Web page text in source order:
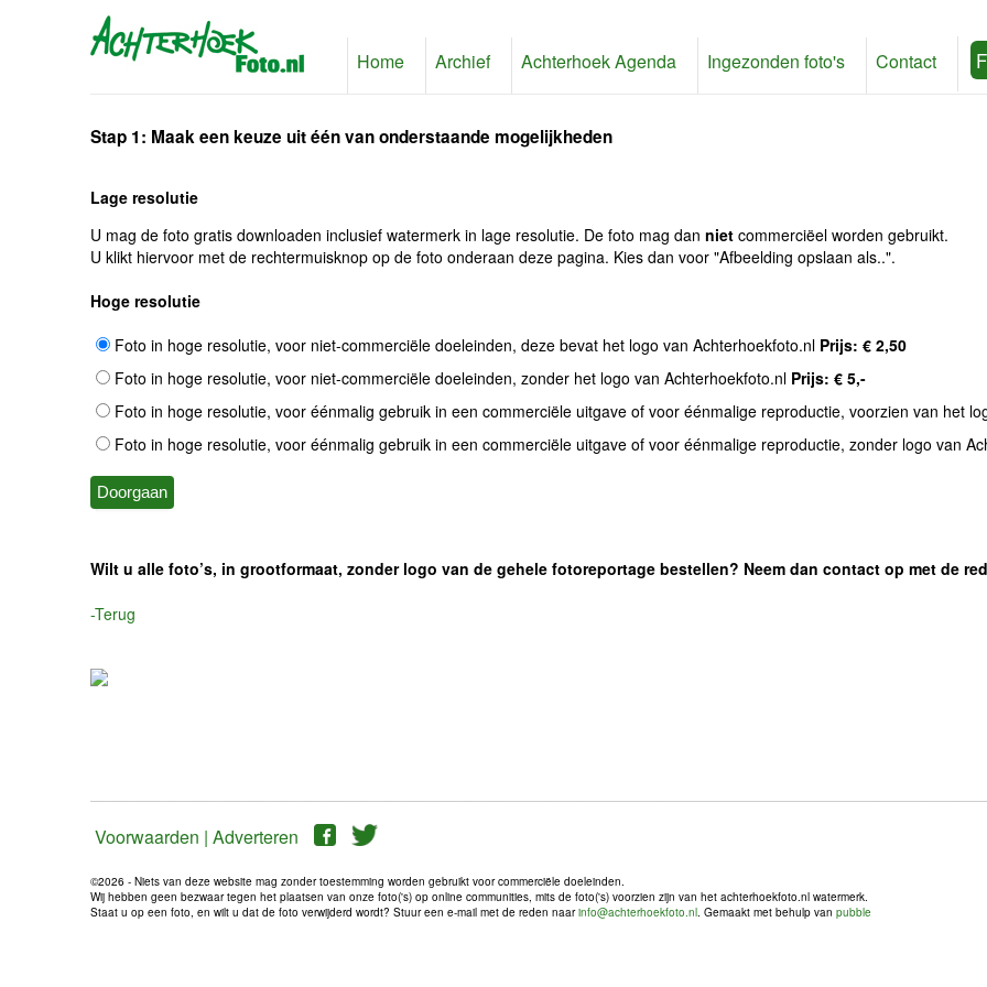
Home Archief Achterhoek Agenda Ingezonden foto's Contact
Stap 1: Maak een keuze uit één van onderstaande mogelijkheden
Lage resolutie
U mag de foto gratis downloaden inclusief watermerk in lage resolutie. De foto mag dan niet commerciëel worden gebruikt.
U klikt hiervoor met de rechtermuisknop op de foto onderaan deze pagina. Kies dan voor "Afbeelding opslaan als..".
Hoge resolutie
Foto in hoge resolutie, voor niet-commerciële doeleinden, deze bevat het logo van Achterhoekfoto.nl Prijs: € 2,50
Foto in hoge resolutie, voor niet-commerciële doeleinden, zonder het logo van Achterhoekfoto.nl Prijs: € 5,-
Foto in hoge resolutie, voor éénmalig gebruik in een commerciële uitgave of voor éénmalige reproductie, voorzien van het
Foto in hoge resolutie, voor éénmalig gebruik in een commerciële uitgave of voor éénmalige reproductie, zonder logo van
Wilt u alle foto’s, in grootformaat, zonder logo van de gehele fotoreportage bestellen? Neem dan contact op met de
-Terug
Voorwaarden | Adverteren
©2026 - Niets van deze website mag zonder toestemming worden gebruikt voor commerciële doeleinden.
Wij hebben geen bezwaar tegen het plaatsen van onze foto('s) op online communities, mits de foto('s) voorzien zijn van het achterhoekfoto.nl watermerk.
Staat u op een foto, en wilt u dat de foto verwijderd wordt? Stuur een e-mail met de reden naarinfo@achterhoekfoto.nl. Gemaakt met behulp van pubble